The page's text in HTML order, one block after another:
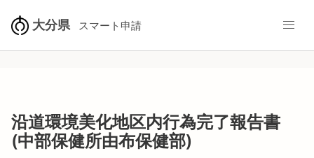
大分県 スマート申請
沿道環境美化地区内行為完了報告書
(中部保健所由布保健部)